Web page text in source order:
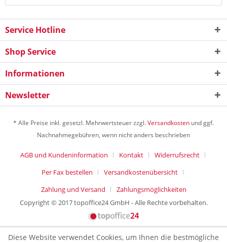
Service Hotline
Shop Service
Informationen
Newsletter
* Alle Preise inkl. gesetzl. Mehrwertsteuer zzgl.Versandkosten und ggf.
Nachnahmegebühren, wenn nicht anders beschrieben
AGB und Kundeninformation Kontakt
Widerrufsrecht
Per Fax bestellen
Versandkostenübersicht
Zahlung und Versand
Zahlungsmöglichkeiten
Copyright © 2017 topoffice24 GmbH - Alle Rechte vorbehalten.
Diese Website verwendet Cookies, um Ihnen die bestmögliche